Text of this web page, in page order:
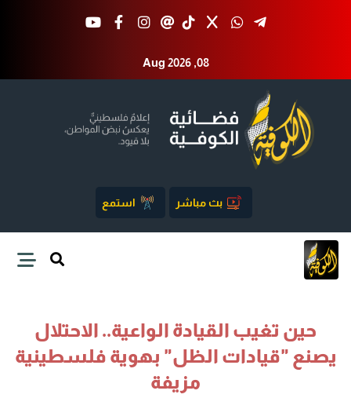
Aug 2026 ,08
بث مباشر استمع
حين تغيب القيادة الواعية.. الاحتلال
يصنع "قيادات الظل" بهوية فلسطينية
مزيفة